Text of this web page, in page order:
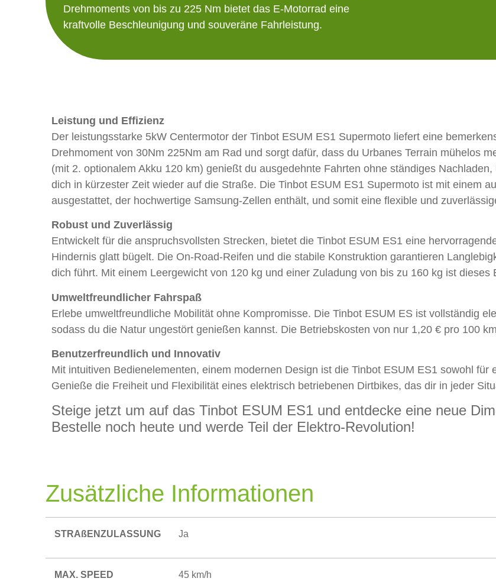
Drehmoments von bis zu 225 Nm bietet das E-Motorrad eine
kraftvolle Beschleunigung und souveräne Fahrleistung.
Leistung und Effizienz
Der leistungsstarke 5kW Centermotor der Tinbot ESUM ES1 Supermoto liefert eine
Drehmoment von 30Nm 225Nm am Rad und sorgt dafür, dass du Urbanes Terrain mühelos
(mit 2. optionalem Akku 120 km) genießt du ausgedehnte Fahrten ohne ständiges
dich in kürzester Zeit wieder auf die Straße. Die Tinbot ESUM ES1 Supermoto ist mit einem
ausgestattet, der hochwertige Samsung-Zellen enthält, und somit eine flexible und
Robust und Zuverlässig
Entwickelt für die anspruchsvollsten Strecken, bietet die Tinbot ESUM ES1 eine
Hindernis glatt bügelt. Die On-Road-Reifen und die stabile Konstruktion garantieren
dich führt. Mit einem Leergewicht von 120 kg und einer Zuladung von bis zu 160 kg ist
Umweltfreundlicher Fahrspaß
Erlebe umweltfreundliche Mobilität ohne Kompromisse. Die Tinbot ESUM ES ist vollständig
sodass du die Natur ungestört genießen kannst. Die Betriebskosten von nur 1,20 € pro 100
Benutzerfreundlich und Innovativ
Mit intuitiven Bedienelementen, einem modernen Design ist die Tinbot ESUM ES1 sowohl für
Genieße die Freiheit und Flexibilität eines elektrisch betriebenen Dirtbikes, das dir in jeder
Steige jetzt um auf das Tinbot ESUM ES1 und entdecke eine neue
Bestelle noch heute und werde Teil der Elektro-Revolution!
Zusätzliche Informationen
STRAßENZULASSUNG Ja
MAX. SPEED 45 km/h